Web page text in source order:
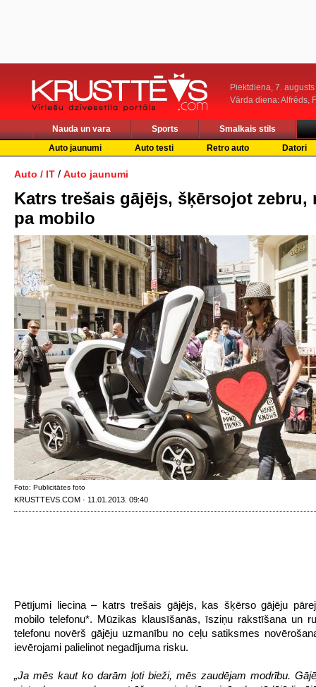
Piektdiena, 7. augusts
Vārda diena: Alfrēds,
Nauda un vara Sports
Smalkais stils
Auto jaunumi
Auto testi Retro auto Datori
Auto / IT / Auto jaunumi
Katrs trešais gājējs, šķērsojot zebru,
pa mobilo
Foto: Publicitātes foto
KRUSTTEVS.COM · 11.01.2013. 09:40
Pētījumi liecina – katrs trešais gājējs, kas šķērso gājēju
mobilo telefonu*. Mūzikas klausīšanās, īsziņu rakstīšana un
telefonu novērš gājēju uzmanību no ceļu satiksmes
ievērojami palielinot negadījuma risku.
„Ja mēs kaut ko darām ļoti bieži, mēs zaudējam modrību.